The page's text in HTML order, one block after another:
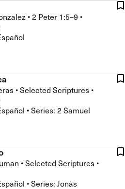
•2 Peter 1:5–9 •
•Selected Scriptures •
• Series: 2 Samuel
•Selected Scriptures •
• Series: Jonás